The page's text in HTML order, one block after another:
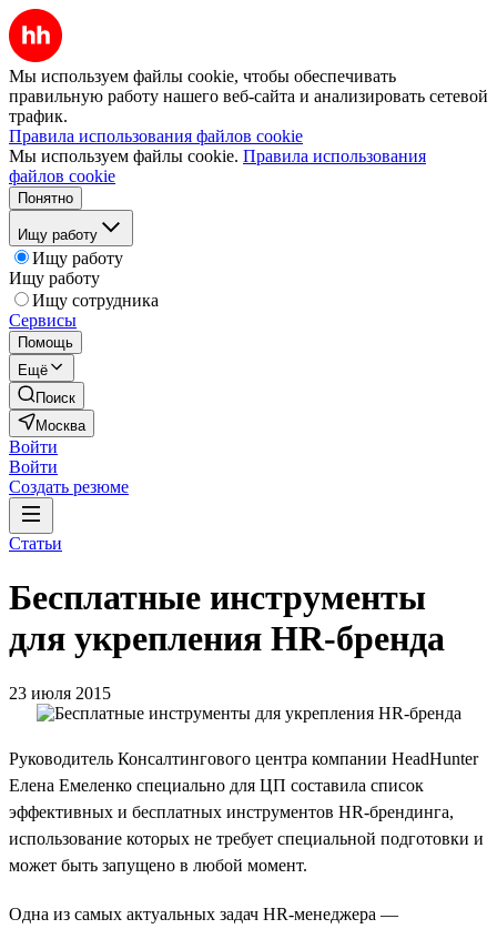
Мы используем файлы cookie, чтобы обеспечивать
правильную работу нашего веб-сайта и анализировать сетевой
трафик.
Правила использования файлов cookie
Мы используем файлы cookie. Правила использования
файлов cookie
Понятно
Ищу работу
Ищу работу
Ищу работу
Ищу сотрудника
Сервисы
Помощь
Ещё
Поиск
Москва
Войти
Войти
Создать резюме
Статьи
Бесплатные инструменты
для укрепления HR-бренда
23 июля 2015
Руководитель Консалтингового центра компании HeadHunter
Елена Емеленко специально для ЦП составила список
эффективных и бесплатных инструментов HR-брендинга,
использование которых не требует специальной подготовки и
может быть запущено в любой момент.
Одна из самых актуальных задач HR-менеджера —